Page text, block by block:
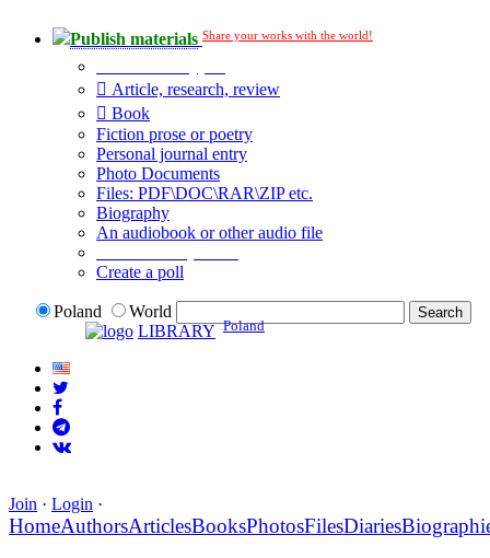
Publish materials Share your works with the world!
Article, research, review
Book
Fiction prose or poetry
Personal journal entry
Photo Documents
Files: PDF\DOC\RAR\ZIP etc.
Biography
An audiobook or other audio file
Create a poll
Poland
World
LIBRARY Poland
Join · Login ·
HomeAuthorsArticlesBooksPhotosFilesDiaries